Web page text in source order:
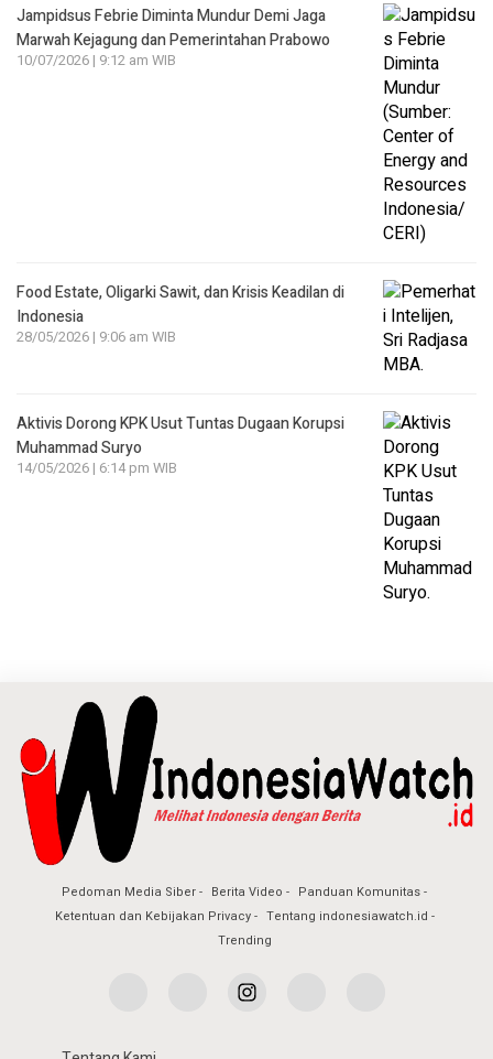
Jampidsus Febrie Diminta Mundur Demi Jaga
Marwah Kejagung dan Pemerintahan Prabowo
10/07/2026 | 9:12 am WIB
Food Estate, Oligarki Sawit, dan Krisis Keadilan di
Indonesia
28/05/2026 | 9:06 am WIB
Aktivis Dorong KPK Usut Tuntas Dugaan Korupsi
Muhammad Suryo
14/05/2026 | 6:14 pm WIB
Pedoman Media Siber Berita Video
Panduan Komunitas
Ketentuan dan Kebijakan Privacy
Tentang indonesiawatch.id
Trending